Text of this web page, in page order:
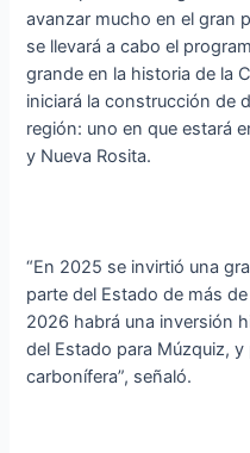
avanzar mucho en el gran
se llevará a cabo el
grande en la historia de la
iniciará la construcción de
región: uno en que estará
y Nueva Rosita.
“En 2025 se invirtió una
parte del Estado de más
2026 habrá una inversión
del Estado para Múzquiz,
carbonífera”, señaló.